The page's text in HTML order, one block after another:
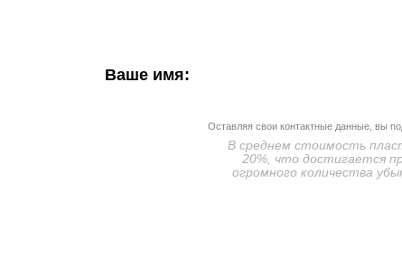
Ваше имя:
Оставляя свои контактные данные, вы
В среднем стоимость
20%, что достигается
огромного количества